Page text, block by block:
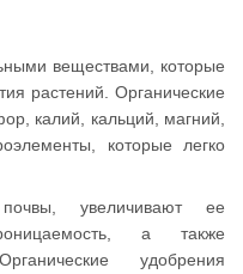
веществами, которые
растений. Органические
калий, кальций, магний,
которые легко
увеличивают ее
а также
удобрения